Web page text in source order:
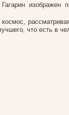
изображен
что есть в